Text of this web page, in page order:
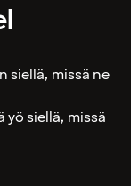
siellä, missä ne
siellä, missä